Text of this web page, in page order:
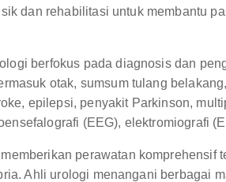
dan rehabilitasi untuk membantu
berfokus pada diagnosis dan
otak, sumsum tulang
epilepsi, penyakit Parkinson,
(EEG), elektromiografi
perawatan komprehensif
Ahli urologi menangani berbagai